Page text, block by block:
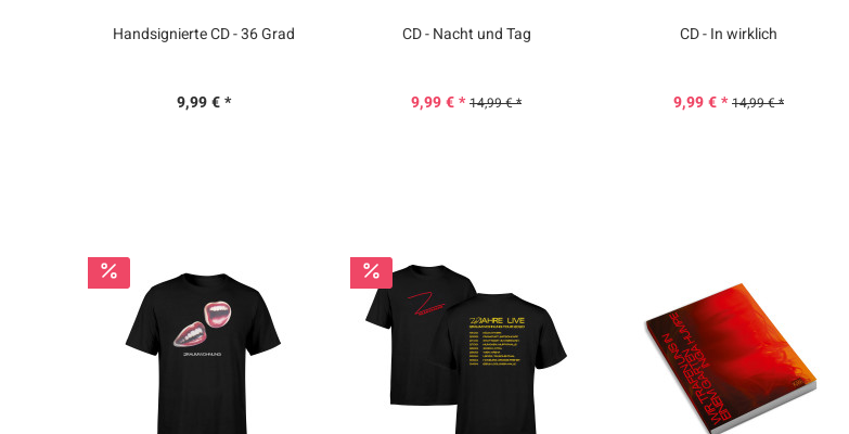
Handsignierte CD - 36 Grad
9,99 € *
CD - Nacht und Tag
9,99 € * 14,99 € *
CD - In wirklich
9,99 € * 14,99 € *